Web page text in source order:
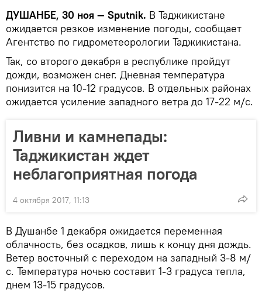
ДУШАНБЕ, 30 ноя — Sputnik. В Таджикистане
ожидается резкое изменение погоды, сообщает
Агентство по гидрометеорологии Таджикистана.
Так, со второго декабря в республике пройдут
дожди, возможен снег. Дневная температура
понизится на 10-12 градусов. В отдельных районах
ожидается усиление западного ветра до 17-22 м/с.
Ливни и камнепады:
Таджикистан ждет
неблагоприятная погода
4 октября 2017, 11:13
В Душанбе 1 декабря ожидается переменная
облачность, без осадков, лишь к концу дня дождь.
Ветер восточный с переходом на западный 3-8 м/
с. Температура ночью составит 1-3 градуса тепла,
днем 13-15 градусов.